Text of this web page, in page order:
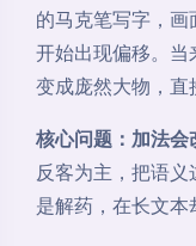
的马克笔写字，
开始出现偏移。
变成庞然大物，直
核心问题：加法会
反客为主，把语义
是解药，在长文本